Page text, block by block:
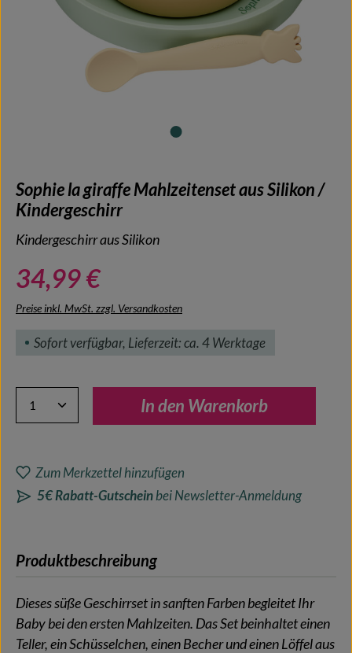
Sophie la giraffe Mahlzeitenset aus Silikon /
Kindergeschirr
Kindergeschirr aus Silikon
34,99 €
Preise inkl. MwSt. zzgl. Versandkosten
Sofort verfügbar, Lieferzeit: ca. 4 Werktage
Produkt Anzahl: Gib den gewünschten Wert ein oder
In den Warenkorb
Zum Merkzettel hinzufügen
5€ Rabatt-Gutscheinbei Newsletter-Anmeldung
Produktbeschreibung
Dieses süße Geschirrset in sanften Farben begleitet Ihr
Baby bei den ersten Mahlzeiten. Das Set beinhaltet einen
Teller, ein Schüsselchen, einen Becher und einen Löffel aus